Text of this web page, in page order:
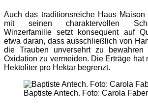
Auch das traditionsreiche Haus Maison
mit seinen charaktervollen
Winzerfamilie setzt konsequent auf
etwa daran, dass ausschließlich von
die Trauben unversehrt zu bewahren
Oxidation zu vermeiden. Die Erträge hat
Hektoliter pro Hektar begrenzt.
Baptiste Antech. Foto: Carola Faber